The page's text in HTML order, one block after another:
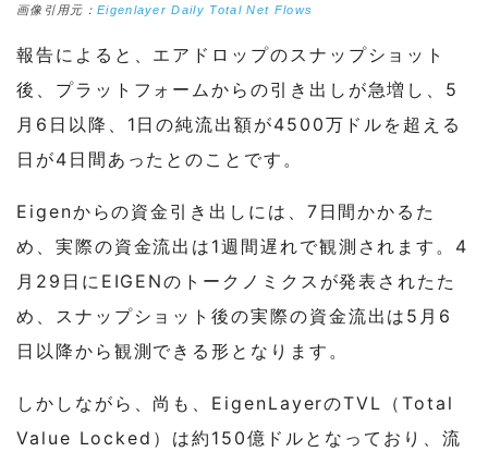
画像引用元： Eigenlayer Daily Total Net Flows
報告によると、エアドロップのスナップショット
後、プラットフォームからの引き出しが急増し、5
月6日以降、1日の純流出額が4500万ドルを超える
日が4日間あったとのことです。
Eigenからの資金引き出しには、7日間かかるた
め、実際の資金流出は1週間遅れで観測されます。4
月29日にEIGENのトークノミクスが発表されたた
め、スナップショット後の実際の資金流出は5月6
日以降から観測できる形となります。
しかしながら、尚も、EigenLayerのTVL（Total
Value Locked）は約150億ドルとなっており、流